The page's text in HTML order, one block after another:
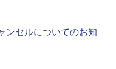
ンセルについてのお知